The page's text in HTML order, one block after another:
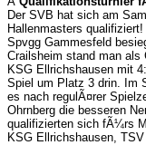
Der SVB hat sich am
Hallenmasters
Spvgg Gammesfeld
Crailsheim stand man als
KSG Ellrichshausen mit
Spiel um Platz 3 drin. Im
es nach regulÃ¤rer
Ohrnberg die besseren
qualifizierten sich fÃ¼rs
KSG Ellrichshausen,